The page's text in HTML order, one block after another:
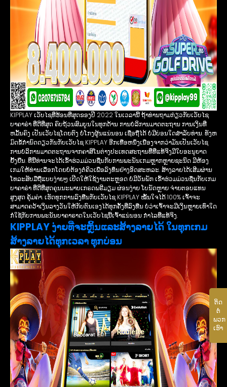
KIPPLAY ເວັບໄຊທີ່ຮ້ອນທີ່ສຸດຂອງປີ 2022 ໃນເວລານີ້ ຖ້າທ່ານຖາມກ່ຽວກັບເວັບໄຊ
ບາຄາຣ່າ ທີ່ດີທີ່ສຸດ ຄົບຖ້ວນສົມບູນໃນທຸກດ້ານ ການບໍລິການມາດຕະຖານ ການເງິນທີ່
ຫມັ້ນຄົງ ເປັນເວັບໄຊໂດຍຕົງ ບໍ່ໂກງຜູ້ນແນ່ນອນ ເຊື່ອຖືໄດ້ ບໍ່ມີບ່ອນໃດສໍາລັບທ່ານ. ທັງຫ
ມົດຂໍ້ກໍານົດດຽວກັນກັບເວັບໄຊ KIPPLAY ອີກເທື່ອຫນຶ່ງເນື່ອງຈາກວ່າມັນເປັນເວັບໄຊ
ການບໍລິການມາດຕະຖານຈາກຄາສິໂນຕ່າງປະເທດສະຖານທີ່ທີ່ແທ້ຈິງມີໃບອະນຸຍາດ
ຢັ້ງຢືນ. ທີ່ນີ້ທ່ານຈະໄດ້ເຂົ້າຮ່ວມມ່ວນຊື່ນກັບການພະນັນເກມຫຼາກຫຼາຍຊະນິດ ມີຫ້ອງ
ເກມໃຫ້ທ່ານເລືອກໂດຍບໍ່ຕ້ອງຕໍ່ຄິວເພື່ອລົງທຶນຢ່າງອິດສະຫລະ. ສ້າງລາຍໄດ້ເສີມຜ່ານ
ໂທລະສັບມືຖືແບບງ່າຍໆ ເປີດໃຫ້ໃຊ້ງານຕະຫຼອດ ບໍ່ມີວັນພັກ ເຂົ້າຮ່ວມມ່ວນຊື່ນກັບເກມ
ບາຄາຣ່າ ທີ່ດີທີ່ສຸດຄຸນນະພາບເກຣດພຣີມຽມ ຜ່ອນງ່າຍ ໂບນັດຫຼາຍ ຈ່າຍຕອບແທນ
ສູງສຸດ ຄຸ້ມຄ່າ. ເຮັດທຸກການລົງທືນກັບເວັບໄຊ KIPPLAY ໝັ້ນໃຈໄດ້ 100% ເຈົ້າຈະ
ສາມາດຄວ້າເງິນລາງວັນໃຫ້ກັບຕົນເອງໄດ້ທຸກຄັ້ງທີ່ລົງທືນ ບໍ່ວ່າເຈົ້າຈະມີເງິນຫຼາຍເທົ່າໃດ
ກໍ່ໃຊ້ກັບການພະນັນບາຄາຣາດໃນເວັບໄຊນີ້ເຈົ້າແນ່ນອນ ກໍາໄລທີ່ແທ້ຈິງ.
KIPPLAY ງ່າຍທີ່ຈະຫຼິ້ນແລະສ້າງລາຍໄດ້ ໃນ​ທຸກເກມ
ສ້າງລາຍໄດ້ທຸກເວລາ ທຸກບ່ອນ
ຕິດ​
ຕໍ່​
ພວກ​
ເຮົາ